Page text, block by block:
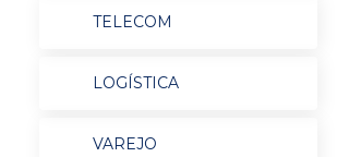
TELECOM
LOGÍSTICA
VAREJO